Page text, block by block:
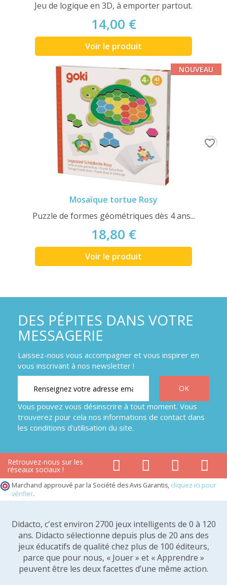
Jeu de logique en 3D, à emporter partout.
14,00 €
Voir le produit
Mosaïque tortue Rosy
Puzzle de formes géométriques dès 4 ans...
18,80 €
Voir le produit
NOUVEAU
favorite_border
DES PÉPITES DANS VOTRE
MESSAGERIE
Laissez-nous vous accompagner et vous inspirer en
vous inscrivant à nos newsletter !
Vous pouvez vous désinscrire à tout moment. Vous
trouverez pour cela nos informations de contact dans
les conditions d'utilisation du site.
Retrouvez-nous sur les
réseaux sociaux !
Marchand approuvé par la Société des Avis Garantis, cliquez ici pour
vérifier.
Didacto, c'est environ 2700 jeux intelligents de 0 à 120
ans. Didacto sélectionne depuis plus de 20 ans des
jeux éducatifs de qualité chez plus de 100 éditeurs,
parce que pour nous, « Jouer » et « Apprendre »
peuvent être les deux facettes d’une même action.